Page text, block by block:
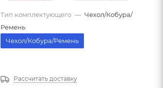
Тип комплектующего — Чехол/Кобура/
Ремень
Чехол/Кобура/Ремень
Рассчитать доставку